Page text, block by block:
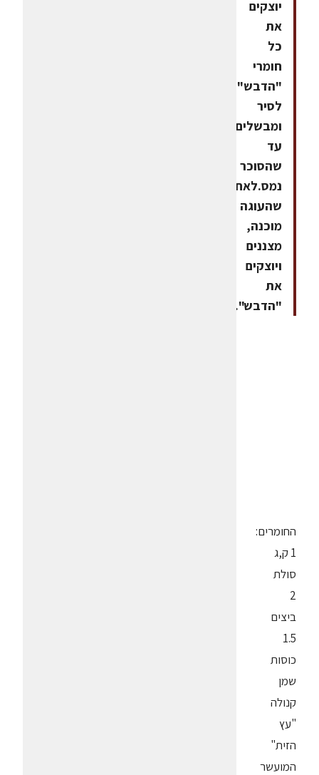
יוצקים
את
כל
חומרי
"הדבש"
לסיר
ומבשלים
עד
שהסוכר
נמס.לאחר
שהעוגה
מוכנה,
מצננים
ויוצקים
את
"הדבש".
החומרים:
1 ק,ג
סולת
2
ביצים
1.5
כוסות
שמן
קנולה
"עץ
הזית"
המועשר